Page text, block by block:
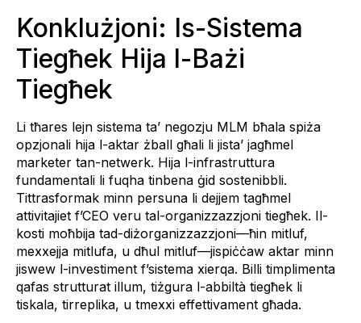
Konklużjoni: Is-Sistema
Tiegħek Hija l-Bażi
Tiegħek
Li tħares lejn sistema ta’ negozju MLM bħala spiża
opzjonali hija l-aktar żball għali li jista’ jagħmel
marketer tan-netwerk. Hija l-infrastruttura
fundamentali li fuqha tinbena ġid sostenibbli.
Tittrasformak minn persuna li dejjem tagħmel
attivitajiet f’CEO veru tal-organizzazzjoni tiegħek. Il-
kosti moħbija tad-diżorganizzazzjoni—ħin mitluf,
mexxejja mitlufa, u dħul mitluf—jispiċċaw aktar minn
jiswew l-investiment f’sistema xierqa. Billi timplimenta
qafas strutturat illum, tiżgura l-abbiltà tiegħek li
tiskala, tirreplika, u tmexxi effettivament għada.